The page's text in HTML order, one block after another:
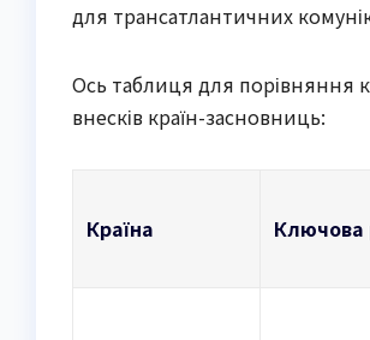
для трансатлантичних
Ось таблиця для порівняння
внесків країн-засновниць:
Країна Ключова